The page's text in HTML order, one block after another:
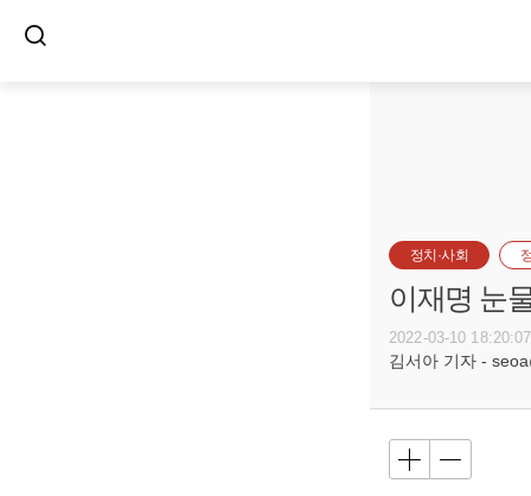
정치·사회
이재명 눈
2022-03-10 18:20:07
김서아 기자 -